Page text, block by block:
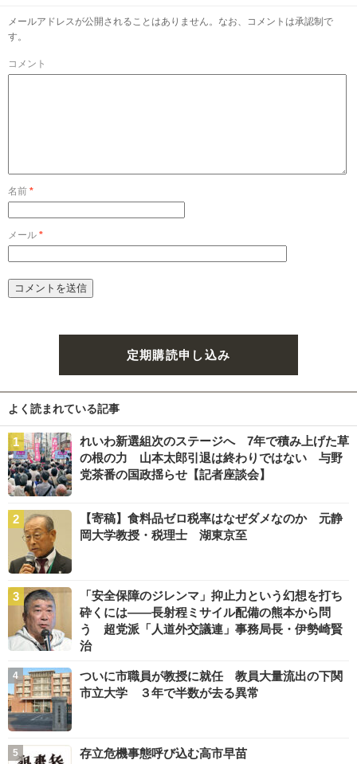
メールアドレスが公開されることはありません。なお、コメントは承認制で
す。
コメント
名前 *
メール *
定期購読申し込み
よく読まれている記事
れいわ新選組次のステージへ 7年で積み上げた草
の根の力 山本太郎引退は終わりではない 与野
党茶番の国政揺らせ【記者座談会】
【寄稿】食料品ゼロ税率はなぜダメなのか 元静
岡大学教授・税理士 湖東京至
「安全保障のジレンマ」抑止力という幻想を打ち
砕くには――長射程ミサイル配備の熊本から問
う 超党派「人道外交議連」事務局長・伊勢崎賢
治
ついに市職員が教授に就任 教員大量流出の下関
市立大学 ３年で半数が去る異常
存立危機事態呼び込む高市早苗